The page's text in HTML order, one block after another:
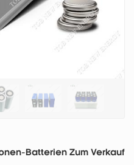
Batterien Zum Verkauf